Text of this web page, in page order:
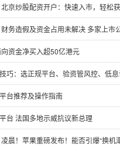
京炒股配资开户：快速入市，轻松
务造假及资金占用未解决 多家上市
资金净买入超50亿港元
巧：选正规平台、验资管风控、低
台推荐及操作指南
台 法国多地示威抗议新总理
晨！苹果重磅发布！能否引爆“换机潮